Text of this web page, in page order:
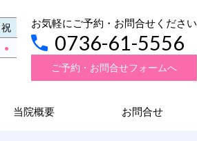
祝
●
お気軽にご予約・お問合せください
0736-61-5556
ご予約・お問合せフォームへ
当院概要 お問合せ